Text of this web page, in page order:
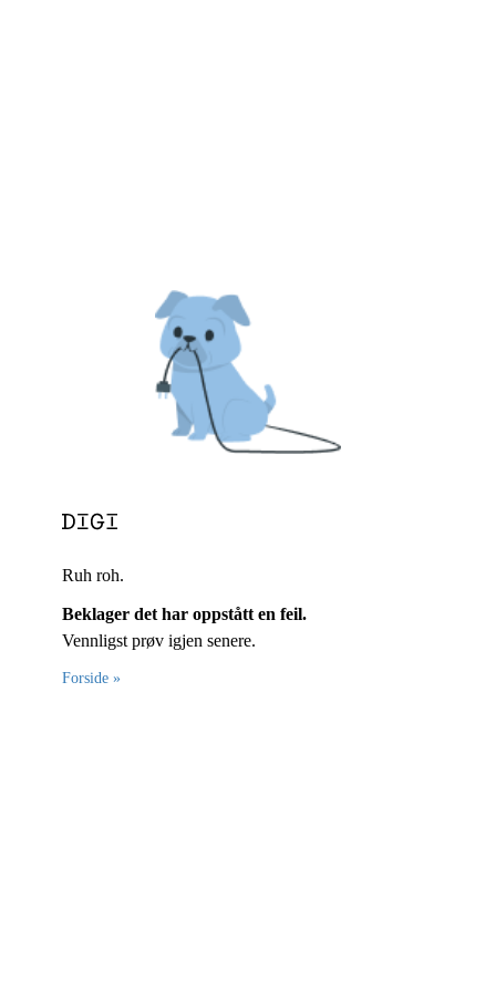
Ruh roh.
Beklager det har oppstått en feil.
Vennligst prøv igjen senere.
Forside »